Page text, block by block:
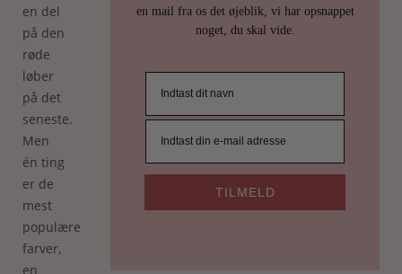
en del
på den
røde
løber
på det
seneste.
Men
én ting
er de
mest
populære
farver,
en
en mail fra os det øjeblik, vi har opsnappet
noget, du skal vide.
TILMELD